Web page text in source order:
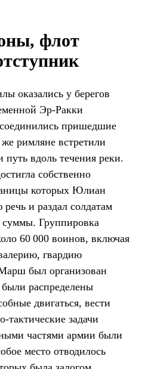
флот
оказались у берегов
Эр-Ракки
пришедшие
римляне встретили
вдоль течения реки.
собственно
которых Юлиан
и раздал солдатам
Группировка
60 000 воинов, включая
гвардию
был организован
распределены
двигаться, вести
тактические задачи
частями армии были
место отводилось